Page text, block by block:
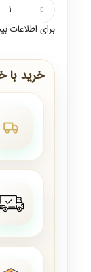
برای اطلاعات
خرید با